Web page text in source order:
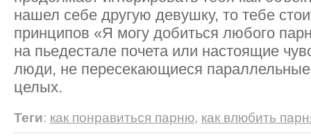
нашел себе другую девушку, то тебе
принципов «Я могу добиться любого
на пьедестале почета или настоящие
люди, не пересекающиеся
целых.
Теги: как понравиться парню, как влюбить